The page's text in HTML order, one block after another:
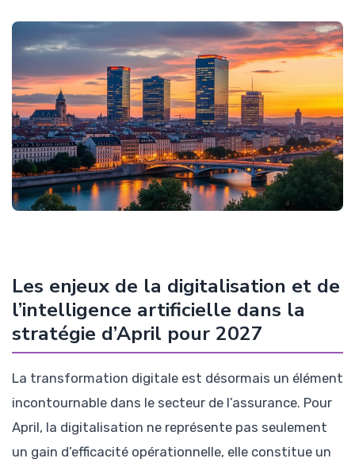
Les enjeux de la digitalisation et de
l’intelligence artificielle dans la
stratégie d’April pour 2027
La transformation digitale est désormais un élément
incontournable dans le secteur de l’assurance. Pour
April, la digitalisation ne représente pas seulement
un gain d’efficacité opérationnelle, elle constitue un